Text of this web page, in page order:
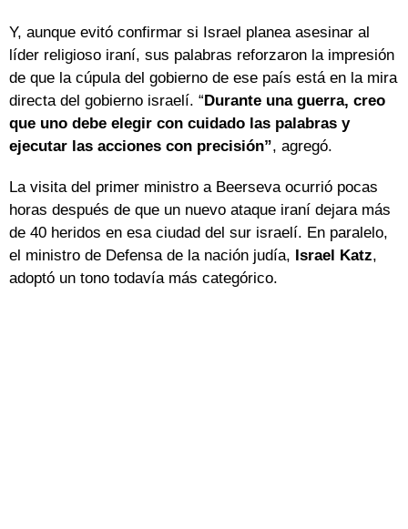
Y, aunque evitó confirmar si Israel planea asesinar al
líder religioso iraní, sus palabras reforzaron la impresión
de que la cúpula del gobierno de ese país está en la mira
directa del gobierno israelí. “ Durante una guerra, creo
que uno debe elegir con cuidado las palabras y
ejecutar las acciones con precisión”, agregó.
La visita del primer ministro a Beerseva ocurrió pocas
horas después de que un nuevo ataque iraní dejara más
de 40 heridos en esa ciudad del sur israelí. En paralelo,
el ministro de Defensa de la nación judía, Israel Katz,
adoptó un tono todavía más categórico.